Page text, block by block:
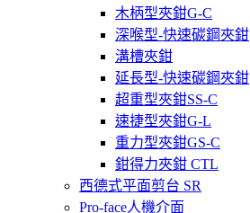
木柄型夾鉗G-C
深喉型-快速碳鋼夾鉗
溝槽夾鉗
延長型-快速碳鋼夾鉗
超重型夾鉗SS-C
速捷型夾鉗G-L
重力型夾鉗GS-C
鉗得力夾鉗 CTL
西德式平面剪台 SR
Pro-face人機介面